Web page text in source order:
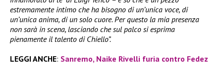
estremamente intimo che ha bisogno di un’unica voce, di
un’unica anima, di un solo cuore. Per questo la mia presenza
non sarà in scena, lasciando che sul palco si esprima
pienamente il talento di Chiello”.
LEGGI ANCHE: Sanremo, Naike Rivelli furia contro Fedez